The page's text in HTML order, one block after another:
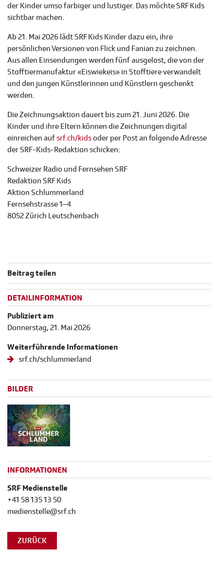
der Kinder umso farbiger und lustiger. Das möchte SRF Kids
sichtbar machen.
Ab 21. Mai 2026 lädt SRF Kids Kinder dazu ein, ihre
persönlichen Versionen von Flick und Fanian zu zeichnen.
Aus allen Einsendungen werden fünf ausgelost, die von der
Stofftiermanufaktur «Eiswiekeis» in Stofftiere verwandelt
und den jungen Künstlerinnen und Künstlern geschenkt
werden.
Die Zeichnungsaktion dauert bis zum 21. Juni 2026. Die
Kinder und ihre Eltern können die Zeichnungen digital
einreichen aufsrf.ch/kidsoder per Post an folgende Adresse
der SRF-Kids-Redaktion schicken:
Schweizer Radio und Fernsehen SRF
Redaktion SRF Kids
Aktion Schlummerland
Fernsehstrasse 1–4
8052 Zürich Leutschenbach
Beitrag teilen
DETAILINFORMATION
Publiziert am
Donnerstag, 21. Mai 2026
Weiterführende Informationen
srf.ch/schlummerland
BILDER
INFORMATIONEN
SRF Medienstelle
+41 58 135 13 50
medienstelle@srf.ch
ZURÜCK